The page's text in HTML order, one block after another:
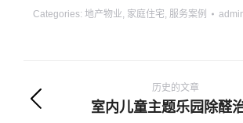
Categories: 地产物业, 家庭住宅, 服务案例
目
导
历史的文章
上
室内儿童主题乐园除醛